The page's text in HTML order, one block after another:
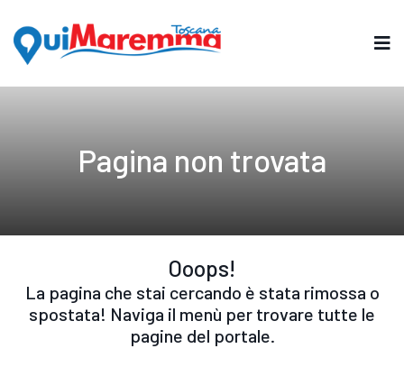
Pagina non trovata
Ooops!
La pagina che stai cercando è stata rimossa o
spostata! Naviga il menù per trovare tutte le
pagine del portale.